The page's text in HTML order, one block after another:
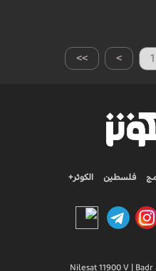
>> > 1
فلسطين الكوثر+
Nilesat 11900 V | Badr